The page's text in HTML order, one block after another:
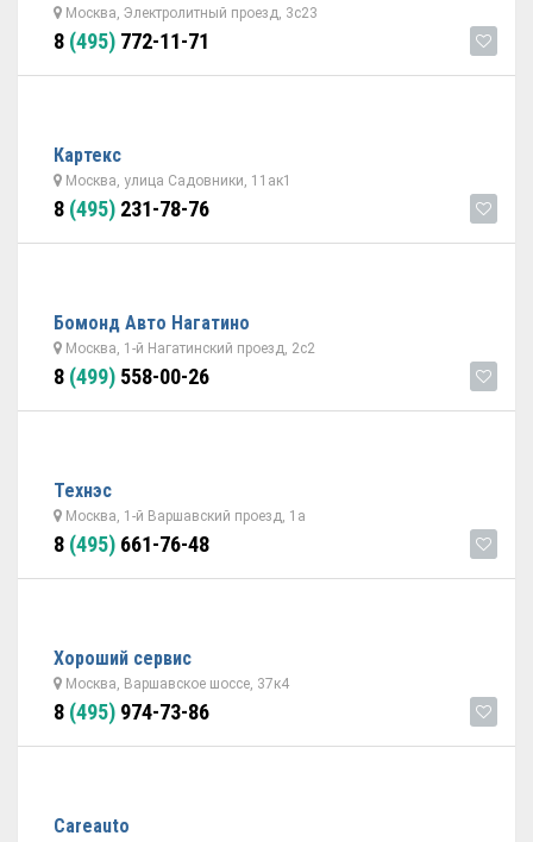
Москва, Электролитный проезд, 3с23
8 (495) 772-11-71
Картекс
Москва, улица Садовники, 11ак1
8 (495) 231-78-76
Бомонд Авто Нагатино
Москва, 1-й Нагатинский проезд, 2с2
8 (499) 558-00-26
Технэс
Москва, 1-й Варшавский проезд, 1а
8 (495) 661-76-48
Хороший сервис
Москва, Варшавское шоссе, 37к4
8 (495) 974-73-86
Сareauto